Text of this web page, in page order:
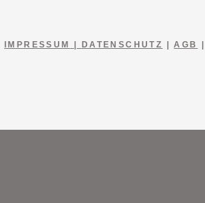
IMPRESSUM | DATENSCHUTZ |AGB |